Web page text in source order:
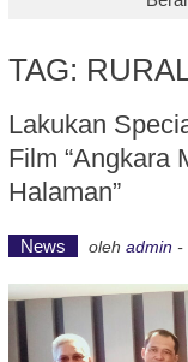
TAG:
Lakukan
Film “Angkara
Halaman”
News oleh admin -